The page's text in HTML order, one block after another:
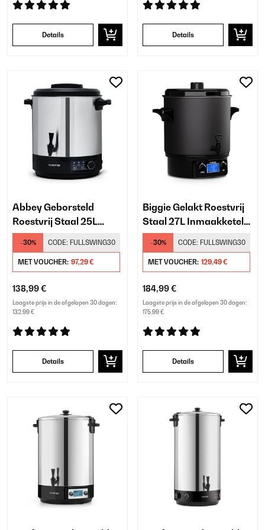
Details Details
Abbey Geborsteld
Roestvrij Staal 25L
Inmaakketel Digitaal
Zilver
-30% CODE: FULLSWING30
MET VOUCHER: 97,29 €
138,99 €
Laagste prijs in de afgelopen 30 dagen:
132,99 €
Details
Biggie Gelakt Roestvrij
Staal 27L Inmaakketel
Digitaal Zwart
-30% CODE: FULLSWING30
MET VOUCHER: 129,49 €
184,99 €
Laagste prijs in de afgelopen 30 dagen:
175,99 €
Details